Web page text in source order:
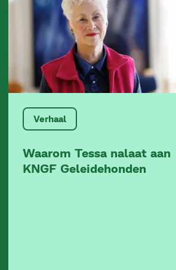
Verhaal
Waarom Tessa nalaat aan
KNGF Geleidehonden